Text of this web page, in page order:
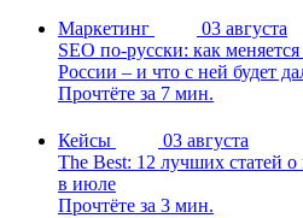
Маркетинг
03 августа
SEO по-русски: как
России – и что с ней будет
Прочтёте за 7 мин.
Кейсы
03 августа
The Best: 12 лучших статей
в июле
Прочтёте за 3 мин.